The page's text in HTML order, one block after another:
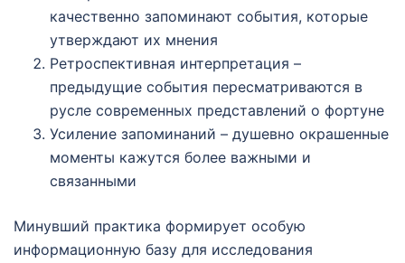
качественно запоминают события, которые
утверждают их мнения
Ретроспективная интерпретация –
предыдущие события пересматриваются в
русле современных представлений о фортуне
Усиление запоминаний – душевно окрашенные
моменты кажутся более важными и
связанными
Минувший практика формирует особую
информационную базу для исследования